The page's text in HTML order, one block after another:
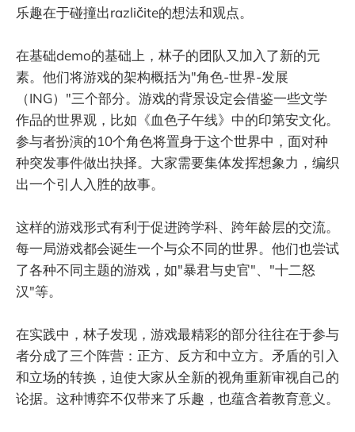
乐趣在于碰撞出različite的想法和观点。
在基础demo的基础上，林子的团队又加入了新的元
素。他们将游戏的架构概括为"角色-世界-发展
（ING）"三个部分。游戏的背景设定会借鉴一些文学
作品的世界观，比如《血色子午线》中的印第安文化。
参与者扮演的10个角色将置身于这个世界中，面对种
种突发事件做出抉择。大家需要集体发挥想象力，编织
出一个引人入胜的故事。
这样的游戏形式有利于促进跨学科、跨年龄层的交流。
每一局游戏都会诞生一个与众不同的世界。他们也尝试
了各种不同主题的游戏，如"暴君与史官"、"十二怒
汉"等。
在实践中，林子发现，游戏最精彩的部分往往在于参与
者分成了三个阵营：正方、反方和中立方。矛盾的引入
和立场的转换，迫使大家从全新的视角重新审视自己的
论据。这种博弈不仅带来了乐趣，也蕴含着教育意义。